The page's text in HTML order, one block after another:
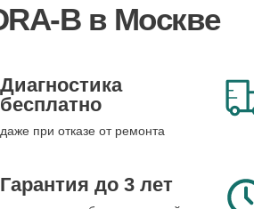
Bв Москве
Диагностика
бесплатно
даже при отказе от ремонта
Гарантия до 3 лет